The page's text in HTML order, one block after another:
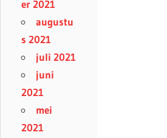
er 2021
augustu
s 2021
juli 2021
juni
2021
mei
2021